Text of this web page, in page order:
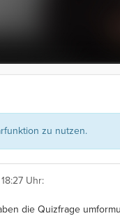
zu nutzen.
Uhr:
die Quizfrage